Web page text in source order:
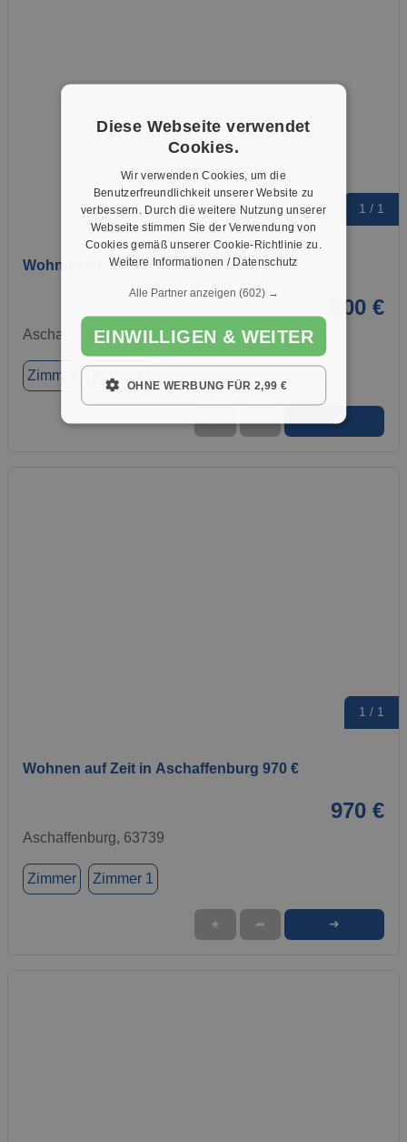
1 / 1
Wohnen auf Zeit in Aschaffenburg 800 €
800 €
Aschaffenburg, 63739
Zimmer Zimmer 1
★ ➦ ➜
1 / 1
Wohnen auf Zeit in Aschaffenburg 970 €
970 €
Aschaffenburg, 63739
Zimmer Zimmer 1
★ ➦ ➜
Diese Webseite verwendet
Cookies.
Wir verwenden Cookies, um die
Benutzerfreundlichkeit unserer Website zu
verbessern. Durch die weitere Nutzung unserer
Webseite stimmen Sie der Verwendung von
Cookies gemäß unserer Cookie-Richtlinie zu.
Weitere Informationen / Datenschutz
Alle Partner anzeigen (602) →
EINWILLIGEN & WEITER
OHNE WERBUNG FÜR 2,99 €